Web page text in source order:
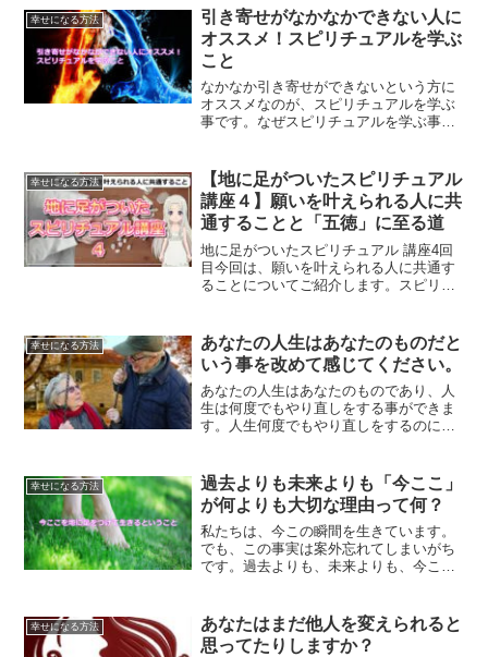
うことについて、解説していきます。
幸せになる方法
引き寄せがなかなかできない人に
オススメ！スピリチュアルを学ぶ
こと
なかなか引き寄せができないという方に
オススメなのが、スピリチュアルを学ぶ
事です。なぜスピリチュアルを学ぶ事が
を使えるようになる方法をご紹介しま
す。
幸せになる方法
【地に足がついたスピリチュアル
講座４】願いを叶えられる人に共
通することと「五徳」に至る道
地に足がついたスピリチュアル 講座4回
目今回は、願いを叶えられる人に共通す
ることについてご紹介します。スピリチ
幸せになる方法
あなたの人生はあなたのものだと
いう事を改めて感じてください。
あなたの人生はあなたのものであり、人
生は何度でもやり直しをする事ができま
す。人生何度でもやり直しをするのに、
すべてあなたの頭の中が決めるという事
について解説していきます。
幸せになる方法
過去よりも未来よりも「今ここ」
が何よりも大切な理由って何？
私たちは、今この瞬間を生きています。
でも、この事実は案外忘れてしまいがち
です。過去よりも、未来よりも、今この
幸せになる方法
あなたはまだ他人を変えられると
思ってたりしますか？